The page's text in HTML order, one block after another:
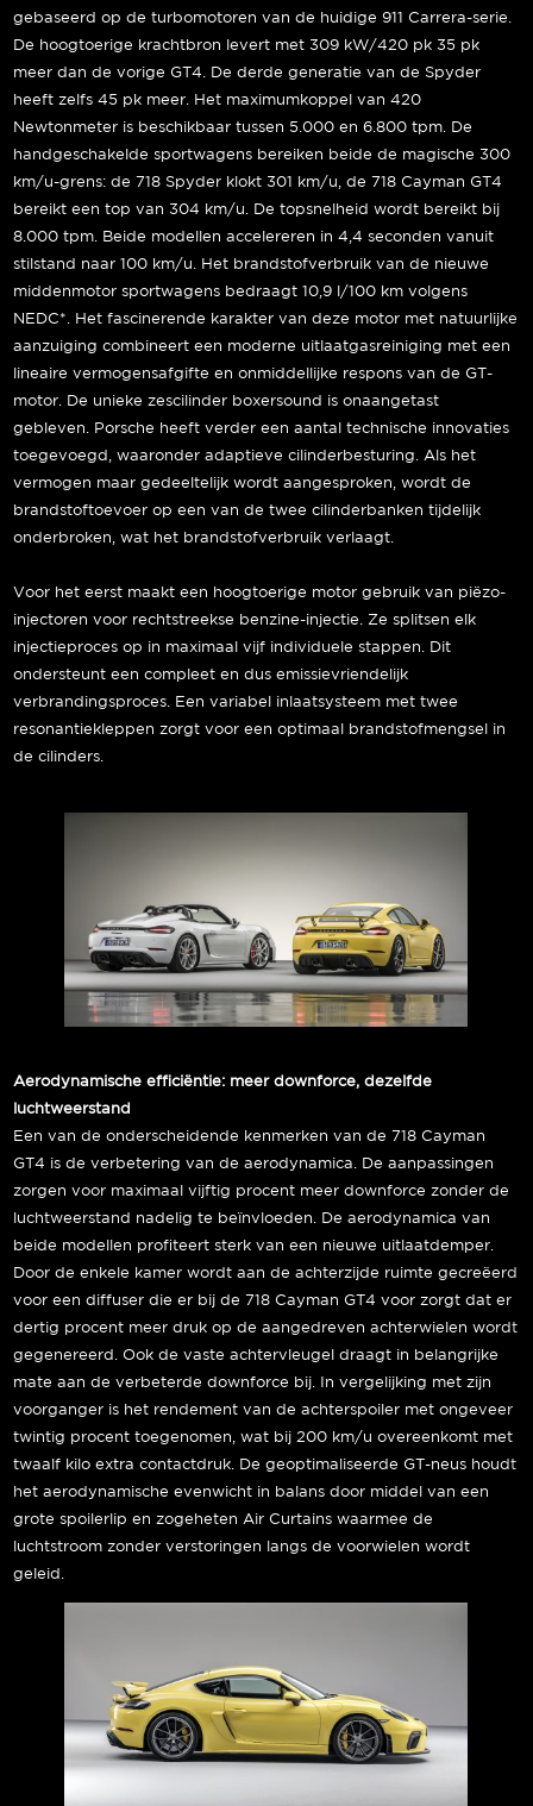
gebaseerd op de turbomotoren van de huidige 911 Carrera-serie.
De hoogtoerige krachtbron levert met 309 kW/420 pk 35 pk
meer dan de vorige GT4. De derde generatie van de Spyder
heeft zelfs 45 pk meer. Het maximumkoppel van 420
Newtonmeter is beschikbaar tussen 5.000 en 6.800 tpm. De
handgeschakelde sportwagens bereiken beide de magische 300
km/u-grens: de 718 Spyder klokt 301 km/u, de 718 Cayman GT4
bereikt een top van 304 km/u. De topsnelheid wordt bereikt bij
8.000 tpm. Beide modellen accelereren in 4,4 seconden vanuit
stilstand naar 100 km/u. Het brandstofverbruik van de nieuwe
middenmotor sportwagens bedraagt 10,9 l/100 km volgens
NEDC*. Het fascinerende karakter van deze motor met natuurlijke
aanzuiging combineert een moderne uitlaatgasreiniging met een
lineaire vermogensafgifte en onmiddellijke respons van de GT-
motor. De unieke zescilinder boxersound is onaangetast
gebleven. Porsche heeft verder een aantal technische innovaties
toegevoegd, waaronder adaptieve cilinderbesturing. Als het
vermogen maar gedeeltelijk wordt aangesproken, wordt de
brandstoftoevoer op een van de twee cilinderbanken tijdelijk
onderbroken, wat het brandstofverbruik verlaagt.
Voor het eerst maakt een hoogtoerige motor gebruik van piëzo-
injectoren voor rechtstreekse benzine-injectie. Ze splitsen elk
injectieproces op in maximaal vijf individuele stappen. Dit
ondersteunt een compleet en dus emissievriendelijk
verbrandingsproces. Een variabel inlaatsysteem met twee
resonantiekleppen zorgt voor een optimaal brandstofmengsel in
de cilinders.
Aerodynamische efficiëntie: meer downforce, dezelfde
luchtweerstand
Een van de onderscheidende kenmerken van de 718 Cayman
GT4 is de verbetering van de aerodynamica. De aanpassingen
zorgen voor maximaal vijftig procent meer downforce zonder de
luchtweerstand nadelig te beïnvloeden. De aerodynamica van
beide modellen profiteert sterk van een nieuwe uitlaatdemper.
Door de enkele kamer wordt aan de achterzijde ruimte gecreëerd
voor een diffuser die er bij de 718 Cayman GT4 voor zorgt dat er
dertig procent meer druk op de aangedreven achterwielen wordt
gegenereerd. Ook de vaste achtervleugel draagt in belangrijke
mate aan de verbeterde downforce bij. In vergelijking met zijn
voorganger is het rendement van de achterspoiler met ongeveer
twintig procent toegenomen, wat bij 200 km/u overeenkomt met
twaalf kilo extra contactdruk. De geoptimaliseerde GT-neus houdt
het aerodynamische evenwicht in balans door middel van een
grote spoilerlip en zogeheten Air Curtains waarmee de
luchtstroom zonder verstoringen langs de voorwielen wordt
geleid.